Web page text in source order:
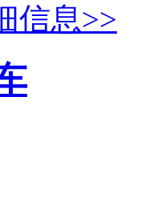
信息>>